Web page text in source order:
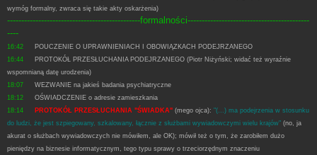
wymóg formalny, zwraca się takie akty oskarżenia)
-----------------------------------------------formalności-------------------------------------------
----
16:42
POUCZENIE O UPRAWNIENIACH I OBOWIĄZKACH PODEJRZANEGO
16:44
PROTOKÓŁ PRZESŁUCHANIA PODEJRZANEGO (Piotr Niżyński; widać też wyraźnie
wspomnianą datę urodzenia)
18:07
WEZWANIE na jakieś badania psychiatryczne
18:12
OŚWIADCZENIE o adresie zamieszkania
18:14
PROTOKÓŁ PRZESŁUCHANIA "ŚWIADKA" (mego ojca): "(...) ma podejrzenia w stosunku
do ludzi, że jest szpiegowany, szkalowany, łącznie z służbami wywiadowczymi wielu krajów" (no, ja
akurat o służbach wywiadowczych nie mówiłem, ale OK); mówił też o tym, że zarobiłem dużo
pieniędzy na biznesie informatycznym, tego typu sprawy o trzeciorzędnym znaczeniu